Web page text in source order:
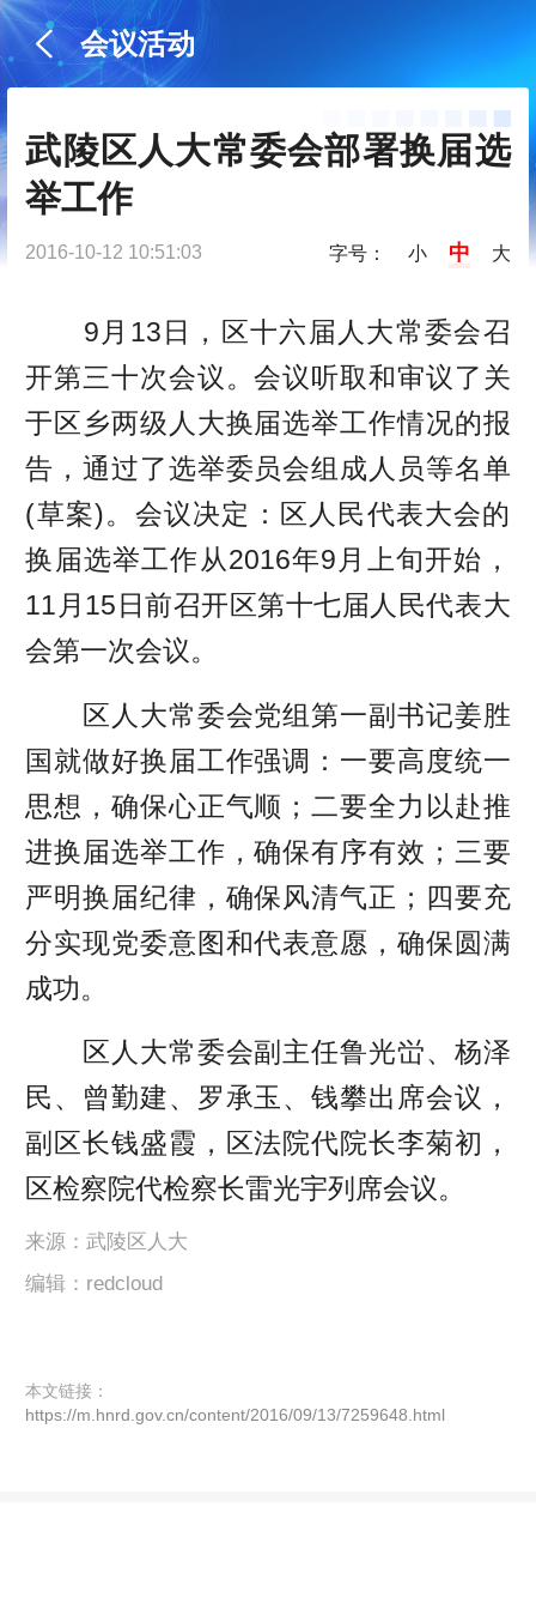
会议活动
武陵区人大常委会部署换届选
举工作
2016-10-12 10:51:03 字号： 小 中 大
9月13日，区十六届人大常委会召
开第三十次会议。会议听取和审议了关
于区乡两级人大换届选举工作情况的报
告，通过了选举委员会组成人员等名单
(草案)。会议决定：区人民代表大会的
换届选举工作从2016年9月上旬开始，
11月15日前召开区第十七届人民代表大
会第一次会议。
区人大常委会党组第一副书记姜胜
国就做好换届工作强调：一要高度统一
思想，确保心正气顺；二要全力以赴推
进换届选举工作，确保有序有效；三要
严明换届纪律，确保风清气正；四要充
分实现党委意图和代表意愿，确保圆满
成功。
区人大常委会副主任鲁光峃、杨泽
民、曾勤建、罗承玉、钱攀出席会议，
副区长钱盛霞，区法院代院长李菊初，
区检察院代检察长雷光宇列席会议。
来源：武陵区人大
编辑：redcloud
本文链接：
https://m.hnrd.gov.cn/content/2016/09/13/7259648.html